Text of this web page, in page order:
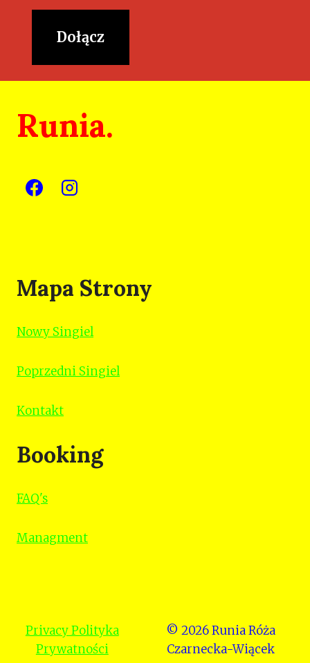
Dołącz
Runia.
Mapa Strony
Nowy Singiel
Poprzedni Singiel
Kontakt
Booking
FAQ's
Managment
Privacy Polityka
Prywatności
© 2026 Runia Róża
Czarnecka-Wiącek